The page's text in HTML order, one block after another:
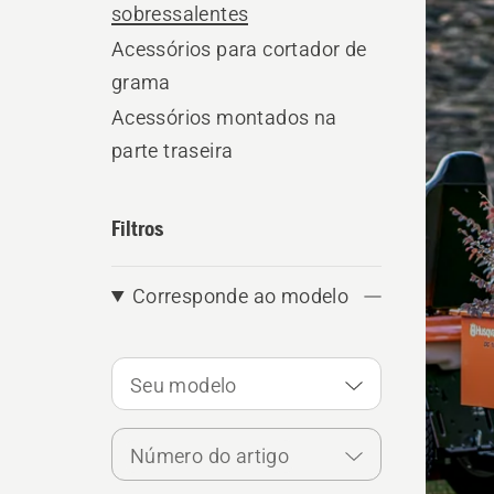
sobressalentes
Acessórios para cortador de
grama
Acessórios montados na
parte traseira
Filtros
Corresponde ao modelo
Seu modelo
Número do artigo